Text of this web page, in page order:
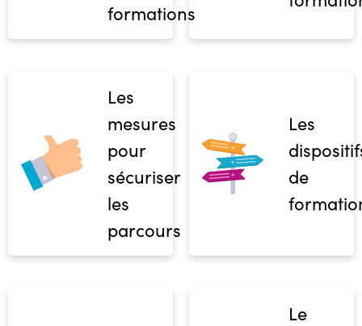
formations
Les
mesures
pour
sécuriser
les
parcours
Les
de
Le